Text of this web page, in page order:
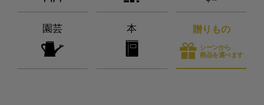
園芸 本 贈りもの
シーンから
商品を選べます